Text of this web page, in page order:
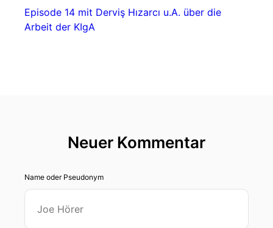
Episode 14 mit Derviş Hızarcı u.A. über die
Arbeit der KIgA
Neuer Kommentar
Name oder Pseudonym